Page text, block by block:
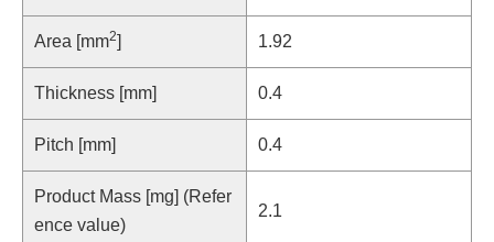
Area [mm2] 1.92
Thickness [mm] 0.4
Pitch [mm] 0.4
Product Mass [mg] (Refer
ence value)
2.1